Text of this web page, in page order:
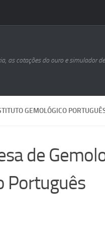
as cotações do ouro e simulador
GEMOLÓGICO
de
Português